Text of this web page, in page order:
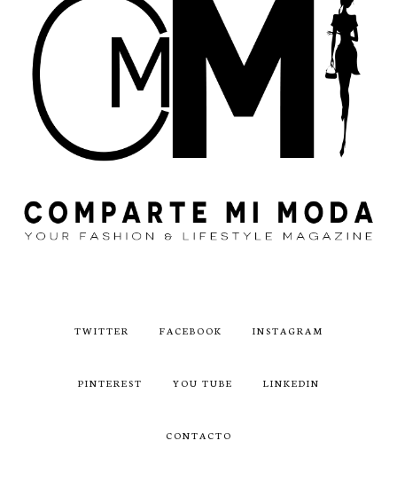
TWITTER FACEBOOK INSTAGRAM
PINTEREST YOU TUBE LINKEDIN
CONTACTO